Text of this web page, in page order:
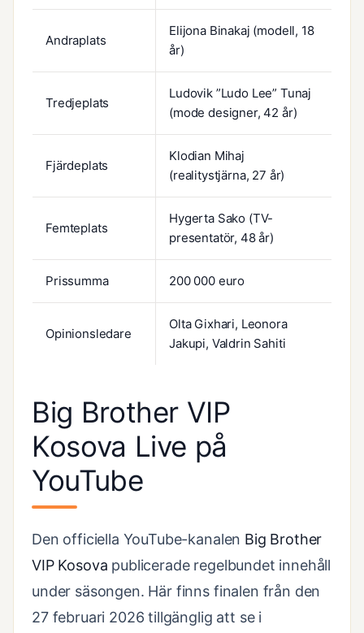
Andraplats
Elijona Binakaj (modell, 18
år)
Tredjeplats
Ludovik ”Ludo Lee” Tunaj
(mode designer, 42 år)
Fjärdeplats
Klodian Mihaj
(realitystjärna, 27 år)
Femteplats
Hygerta Sako (TV-
presentatör, 48 år)
Prissumma 200 000 euro
Opinionsledare
Olta Gixhari, Leonora
Jakupi, Valdrin Sahiti
Big Brother VIP
Kosova Live på
YouTube
Den officiella YouTube-kanalen Big Brother
VIP Kosova publicerade regelbundet innehåll
under säsongen. Här finns finalen från den
27 februari 2026 tillgänglig att se i